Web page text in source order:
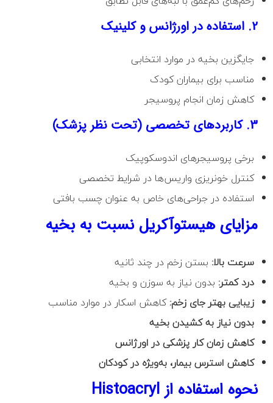
2. استفاده در اورژانس و کلینیک
جایگزین بخیه در موارد انتخابی
مناسب برای بیماران کودک
کاهش زمان انجام پروسیجر
3. کاربردهای تخصصی (تحت نظر پزشک)
برخی پروسیجرهای اندوسکوپیک
کنترل خونریزی واریس‌ها در شرایط تخصصی
استفاده در جراحی‌های خاص به عنوان چسب بافتی
مزایای هیستوآکریل نسبت به بخیه
سرعت بالا: بستن زخم در چند ثانیه
درد کمتر: بدون نیاز به سوزن و بخیه
زیبایی بهتر جای زخم:کاهش اسکار در موارد مناسب
بدون نیاز به کشیدن بخیه
کاهش زمان کار پزشکی در اورژانس
کاهش استرس بیمار، به‌ویژه در کودکان
نحوه استفاده از Histoacryl